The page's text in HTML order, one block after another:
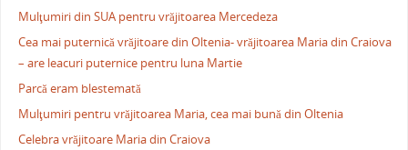
Mulţumiri din SUA pentru vrăjitoarea Mercedeza
Cea mai puternică vrăjitoare din Oltenia- vrăjitoarea Maria din Craiova
– are leacuri puternice pentru luna Martie
Parcă eram blestemată
Mulţumiri pentru vrăjitoarea Maria, cea mai bună din Oltenia
Celebra vrăjitoare Maria din Craiova